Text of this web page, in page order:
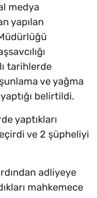
medya
yapılan
tarihlerde
ve yağma
belirtildi.
yaptıkları
ve 2 şüpheliyi
adliyeye
mahkemece